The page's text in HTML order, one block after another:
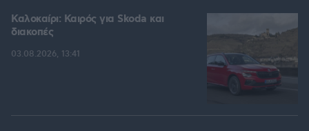
Καλοκαίρι: Καιρός για Skoda και
διακοπές
03.08.2026, 13:41